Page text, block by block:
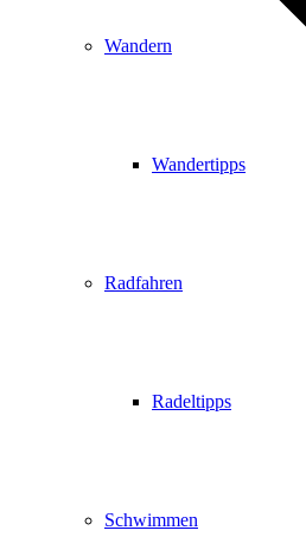
Wandern
Wandertipps
Radfahren
Radeltipps
Schwimmen